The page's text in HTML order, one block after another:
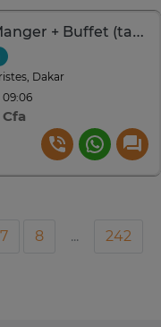
Table à Manger + Buffet (tableau et chaise offert)
Dakar
7 8 ...
242